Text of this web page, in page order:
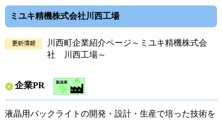
ミユキ精機株式会社川西工場
川西町企業紹介ページ～ミユキ精機株式会
社 川西工場～
企業PR
液晶用バックライトの開発・設計・生産で培った技術を